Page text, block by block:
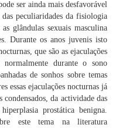
ser ainda mais desfavorável
peculiaridades da fisiologia
glândulas sexuais masculina
Durante os anos juvenis isto
que são as ejaculações
durante o sono
de sonhos sobre temas
essas ejaculações nocturnas já
da actividade das
prostática benigna.
este tema na literatura